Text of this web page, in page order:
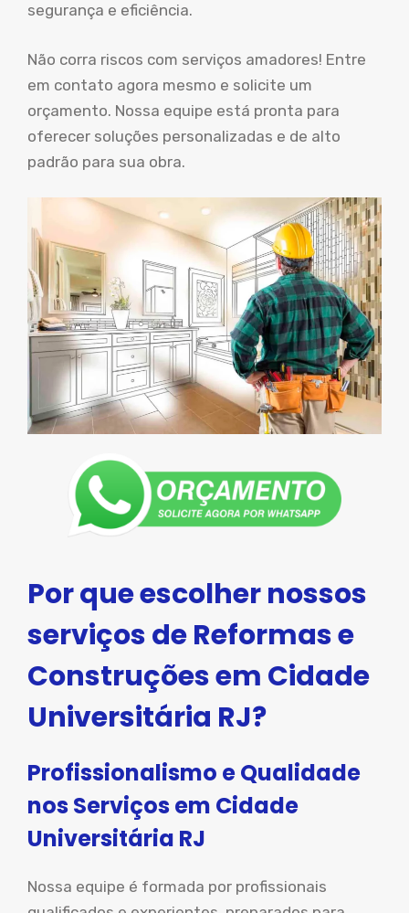
segurança e eficiência.
Não corra riscos com serviços amadores! Entre
em contato agora mesmo e solicite um
orçamento. Nossa equipe está pronta para
oferecer soluções personalizadas e de alto
padrão para sua obra.
Por que escolher nossos
serviços de Reformas e
Construções em Cidade
Universitária RJ?
Profissionalismo e Qualidade
nos Serviços em Cidade
Universitária RJ
Nossa equipe é formada por profissionais